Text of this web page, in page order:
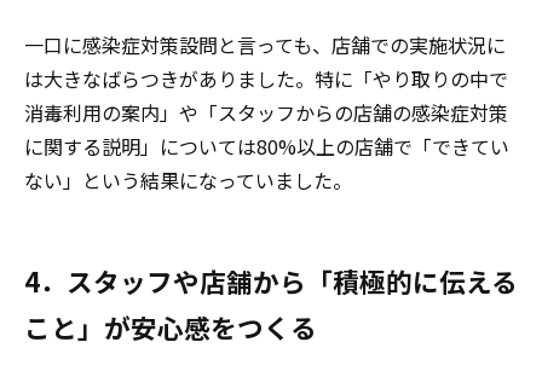
一口に感染症対策設問と言っても、店舗での実施状況に
は大きなばらつきがありました。特に「やり取りの中で
消毒利用の案内」や「スタッフからの店舗の感染症対策
に関する説明」については80%以上の店舗で「できてい
ない」という結果になっていました。
4．スタッフや店舗から「積極的に伝える
こと」が安心感をつくる